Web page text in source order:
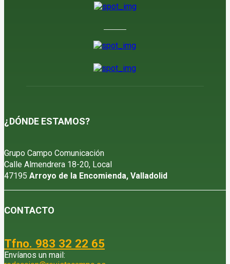
¿DÓNDE ESTAMOS?
Grupo Campo Comunicación
Calle Almendrera 18-20, Local
47195 Arroyo de la Encomienda, Valladolid
CONTACTO
Tfno. 983 32 22 65
Envíanos un mail: